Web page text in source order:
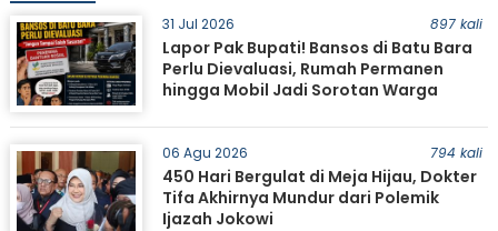
31 Jul 2026 897 kali
Lapor Pak Bupati! Bansos di Batu Bara
Perlu Dievaluasi, Rumah Permanen
hingga Mobil Jadi Sorotan Warga
06 Agu 2026 794 kali
450 Hari Bergulat di Meja Hijau, Dokter
Tifa Akhirnya Mundur dari Polemik
Ijazah Jokowi